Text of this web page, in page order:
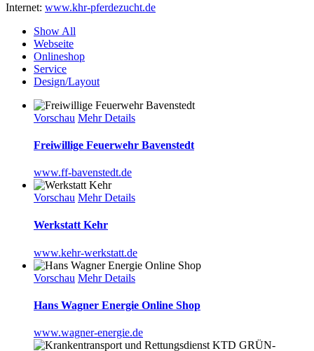
Internet: www.khr-pferdezucht.de
Show All
Webseite
Onlineshop
Service
Design/Layout
Vorschau Mehr Details
Freiwillige Feuerwehr Bavenstedt
www.ff-bavenstedt.de
Vorschau Mehr Details
Werkstatt Kehr
www.kehr-werkstatt.de
Vorschau Mehr Details
Hans Wagner Energie Online Shop
www.wagner-energie.de